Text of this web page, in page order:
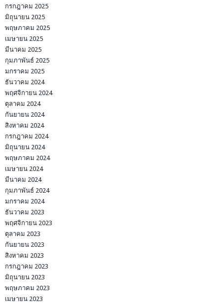
กรกฎาคม 2025
มิถุนายน 2025
พฤษภาคม 2025
เมษายน 2025
มีนาคม 2025
กุมภาพันธ์ 2025
มกราคม 2025
ธันวาคม 2024
พฤศจิกายน 2024
ตุลาคม 2024
กันยายน 2024
สิงหาคม 2024
กรกฎาคม 2024
มิถุนายน 2024
พฤษภาคม 2024
เมษายน 2024
มีนาคม 2024
กุมภาพันธ์ 2024
มกราคม 2024
ธันวาคม 2023
พฤศจิกายน 2023
ตุลาคม 2023
กันยายน 2023
สิงหาคม 2023
กรกฎาคม 2023
มิถุนายน 2023
พฤษภาคม 2023
เมษายน 2023